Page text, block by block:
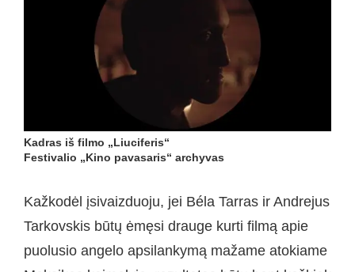
Kadras iš filmo „Liuciferis“
Festivalio „Kino pavasaris“ archyvas
Kažkodėl įsivaizduoju, jei Béla Tarras ir Andrejus
Tarkovskis būtų ėmęsi drauge kurti filmą apie
puolusio angelo apsilankymą mažame atokiame